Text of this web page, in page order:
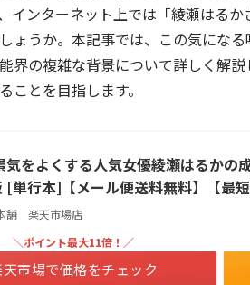
インターネット上では「綾瀬はる
ょうか。本記事では、この気にな
界の複雑な背景について詳しく解
ことを目指します。
気をよくする人気女優綾瀬はるか
[単行本]【メール便送料無料】【最短
舗 楽天市場店
＼ポイント最大11倍！／
市場で価格をチェック